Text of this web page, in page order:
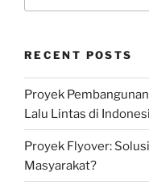
RECENT POSTS
Proyek
Lalu Lintas di
Proyek Flyover:
Masyarakat?